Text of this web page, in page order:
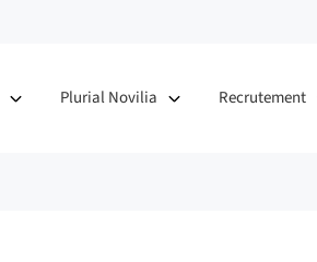
Plurial Novilia Recrutement